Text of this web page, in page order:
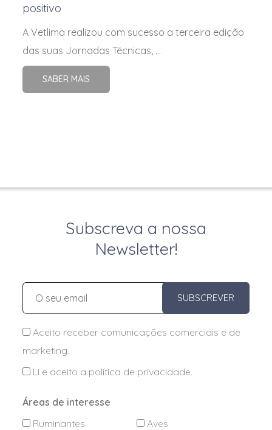
positivo
A Vetlima realizou com sucesso a terceira edição
das suas Jornadas Técnicas, ...
SABER MAIS
Subscreva a nossa
Newsletter!
SUBSCREVER
Aceito receber comunicações comerciais e de
marketing.
Li e aceito a política de privacidade
Áreas de interesse
Ruminantes
Aves